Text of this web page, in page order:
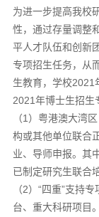
为进一步提高我校
性，通过存量调整
平人才队伍和创新
专项招生任务，从
生教育，学校2021
2021年博士生招生
（1）粤港澳大湾
构或其他单位联合
业、导师申报。其
已制定研究生联合
（2）“四重”支持
台、重大科研项目。